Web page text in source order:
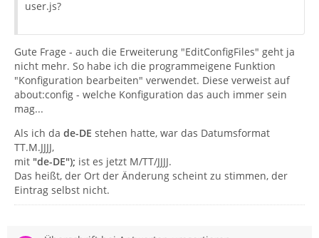
user.js?
Gute Frage - auch die Erweiterung "EditConfigFiles" geht ja
nicht mehr. So habe ich die programmeigene Funktion
"Konfiguration bearbeiten" verwendet. Diese verweist auf
about:config - welche Konfiguration das auch immer sein
mag...
Als ich da de-DE stehen hatte, war das Datumsformat
TT.M.JJJJ,
mit "de-DE"); ist es jetzt M/TT/JJJJ.
Das heißt, der Ort der Änderung scheint zu stimmen, der
Eintrag selbst nicht.